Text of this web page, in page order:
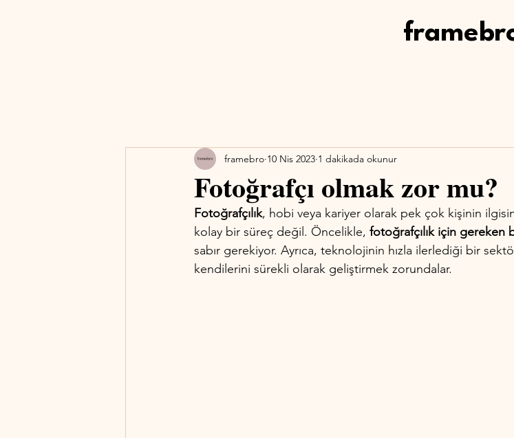
Fotoğrafçı olmak zor mu?
framebro 10 Nis 2023 1 dakikada okunur
Fotoğrafçılık, hobi veya kariyer olarak pek çok kişinin
kolay bir süreç değil. Öncelikle, fotoğrafçılık için gereken
sabır gerekiyor. Ayrıca, teknolojinin hızla ilerlediği bir
kendilerini sürekli olarak geliştirmek zorundalar.